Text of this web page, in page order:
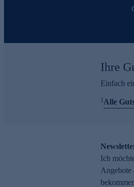
Ihre
Einfach
1Alle
Ich
Angebote